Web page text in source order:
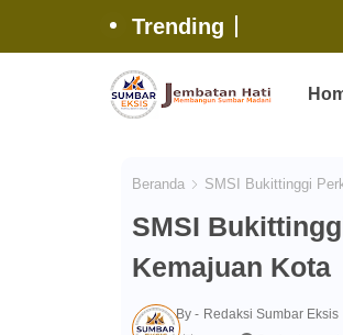
Trending
Beranda SMSI Bukittinggi
SMSI
Kemajuan Kota
By - Redaksi Sumbar Eksis